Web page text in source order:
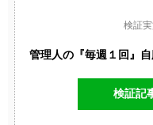
検証
管理人の『毎週１回』自
検証記